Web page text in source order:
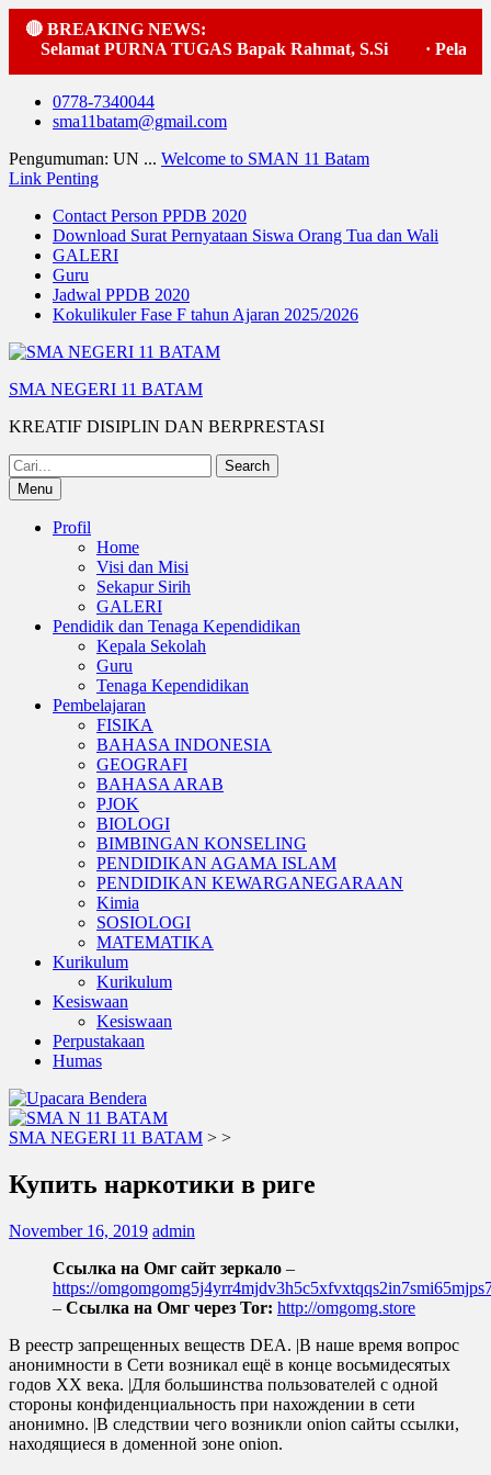
🔴 BREAKING NEWS:
Selamat PURNA TUGAS Bapak Rahmat, S.Si
Skip
0778-7340044
sma11batam@gmail.com
Pengumuman: UN ... Welcome to SMAN 11 Batam
Link Penting
Contact Person PPDB 2020
Download Surat Pernyataan Siswa Orang Tua dan Wali
GALERI
Guru
Jadwal PPDB 2020
Kokulikuler Fase F tahun Ajaran 2025/2026
SMA NEGERI 11 BATAM
KREATIF DISIPLIN DAN BERPRESTASI
Search
for:Menu
Profil
Home
Visi dan Misi
Sekapur Sirih
GALERI
Pendidik dan Tenaga Kependidikan
Kepala Sekolah
Guru
Tenaga Kependidikan
Pembelajaran
FISIKA
BAHASA INDONESIA
GEOGRAFI
BAHASA ARAB
PJOK
BIOLOGI
BIMBINGAN KONSELING
PENDIDIKAN AGAMA ISLAM
PENDIDIKAN KEWARGANEGARAAN
Kimia
SOSIOLOGI
MATEMATIKA
Kurikulum
Kurikulum
Kesiswaan
Kesiswaan
Perpustakaan
Humas
SMA NEGERI 11 BATAM > >
Купить наркотики в риге
November 16, 2019 admin
Ссылка на Омг сайт зеркало –
https://
– Ссылка на Омг через Tor: http://omgomg.store
В реестр запрещенных веществ DEA. |В наше время вопрос
анонимности в Сети возникал ещё в конце восьмидесятых
годов ХХ века. |Для большинства пользователей с одной
стороны конфиденциальность при нахождении в сети
анонимно. |В следствии чего возникли onion сайты ссылки,
находящиеся в доменной зоне onion.